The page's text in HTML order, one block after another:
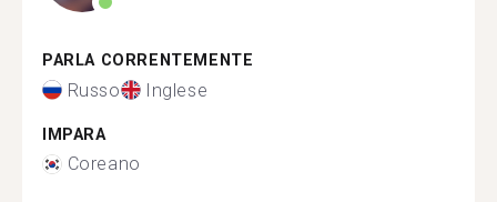
PARLA CORRENTEMENTE
Russo Inglese
IMPARA
Coreano